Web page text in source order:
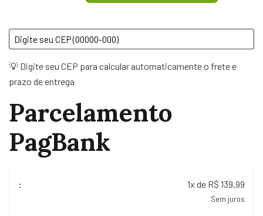
💡 Digite seu CEP para calcular automaticamente o frete e
prazo de entrega
Parcelamento
PagBank
1x de R$ 139,99
Sem juros